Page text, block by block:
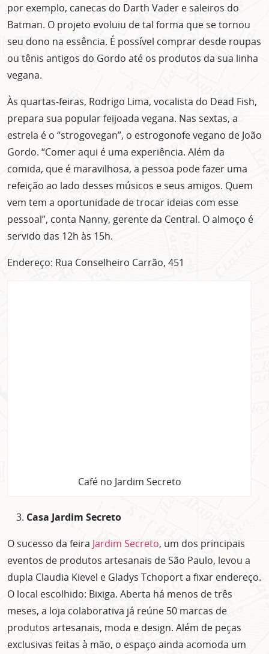
por exemplo, canecas do Darth Vader e saleiros do
Batman. O projeto evoluiu de tal forma que se tornou
seu dono na essência. É possível comprar desde roupas
ou tênis antigos do Gordo até os produtos da sua linha
vegana.
Às quartas-feiras, Rodrigo Lima, vocalista do Dead Fish,
prepara sua popular feijoada vegana. Nas sextas, a
estrela é o “strogovegan”, o estrogonofe vegano de João
Gordo. “Comer aqui é uma experiência. Além da
comida, que é maravilhosa, a pessoa pode fazer uma
refeição ao lado desses músicos e seus amigos. Quem
vem tem a oportunidade de trocar ideias com esse
pessoal”, conta Nanny, gerente da Central. O almoço é
servido das 12h às 15h.
Endereço: Rua Conselheiro Carrão, 451
Café no Jardim Secreto
Casa Jardim Secreto
O sucesso da feira Jardim Secreto, um dos principais
eventos de produtos artesanais de São Paulo, levou a
dupla Claudia Kievel e Gladys Tchoport a fixar endereço.
O local escolhido: Bixiga. Aberta há menos de três
meses, a loja colaborativa já reúne 50 marcas de
produtos artesanais, moda e design. Além de peças
exclusivas feitas à mão, o espaço ainda acomoda um